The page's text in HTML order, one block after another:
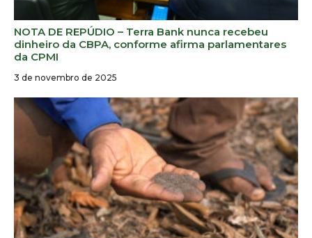
NOTA DE REPÚDIO – Terra Bank nunca recebeu
dinheiro da CBPA, conforme afirma parlamentares
da CPMI
3 de novembro de 2025